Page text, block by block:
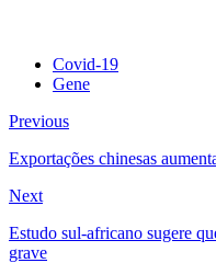
Covid-19
Gene
Previous
Exportações chinesas
Next
Estudo sul-africano sugere
grave